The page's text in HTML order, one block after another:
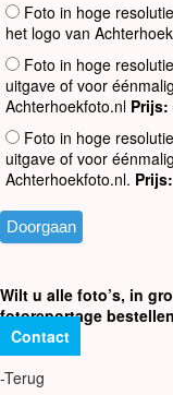
Foto in hoge
het logo van
Foto in hoge
uitgave of voor
Achterhoekfoto.nl Prijs:
Foto in hoge
uitgave of voor
Achterhoekfoto.nl.
Wilt u alle foto’s, in
fotoreportage
Contact
-Terug